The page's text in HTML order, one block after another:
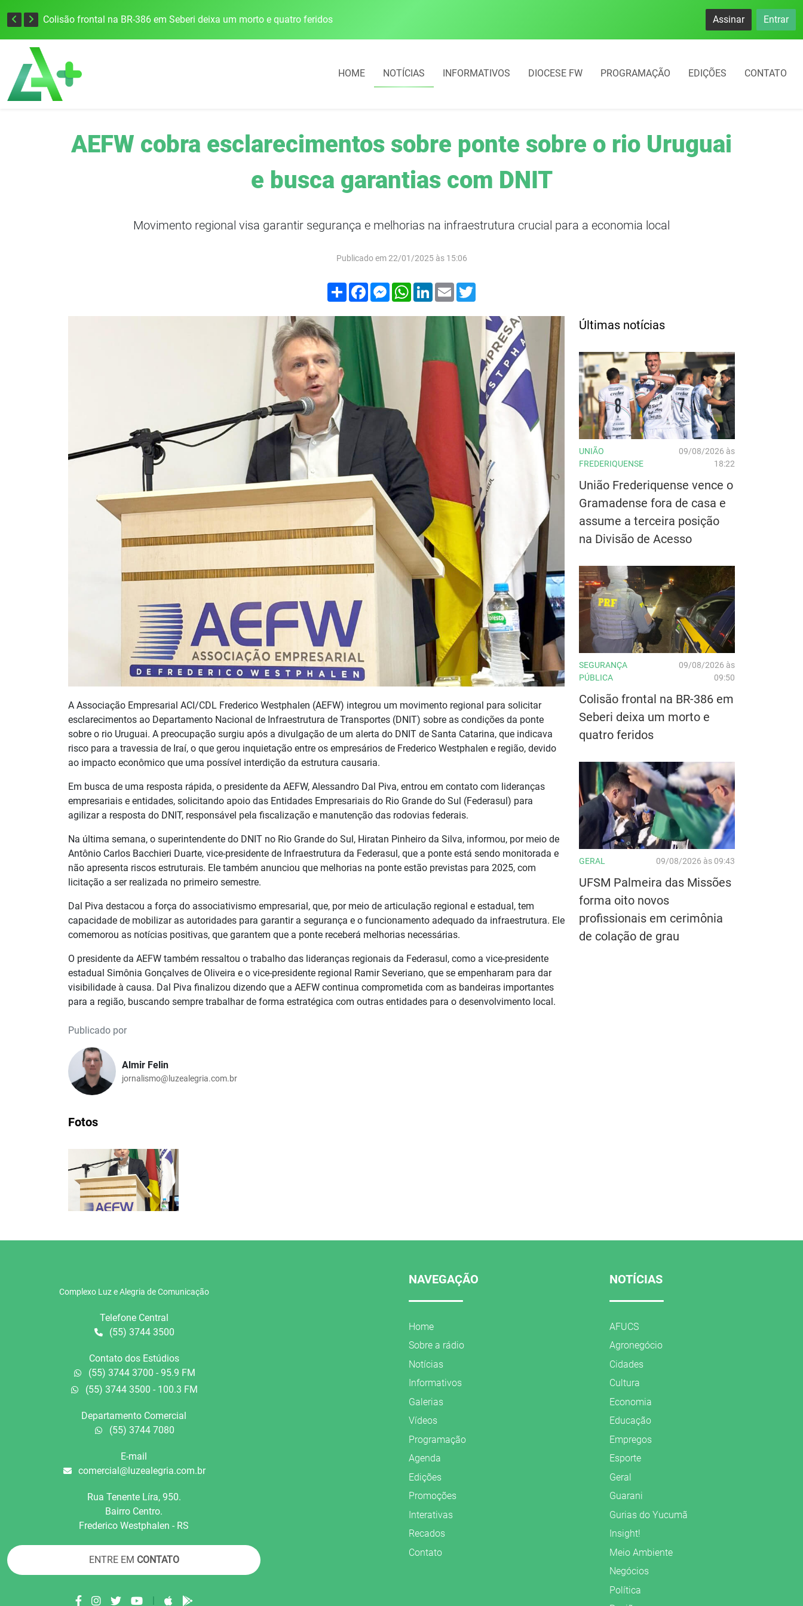
União Frederiquense vence o Gramadense fora de casa e assume a terceira posição na Divisão de Acesso Colisão frontal na BR-386 em Seberi deixa um morto e quatro feridos Assinar Entrar
HOME NOTÍCIAS INFORMATIVOS DIOCESE FW PROGRAMAÇÃO EDIÇÕES CONTATO
AEFW cobra esclarecimentos sobre ponte sobre o rio Uruguai
e busca garantias com DNIT
Movimento regional visa garantir segurança e melhorias na infraestrutura crucial para a economia local
Publicado em 22/01/2025 às 15:06
Compartilhar
FacebookMessenger
WhatsApp
LinkedIn
Email
A Associação Empresarial ACI/CDL Frederico Westphalen (AEFW) integrou um movimento regional para solicitar
esclarecimentos ao Departamento Nacional de Infraestrutura de Transportes (DNIT) sobre as condições da ponte
sobre o rio Uruguai. A preocupação surgiu após a divulgação de um alerta do DNIT de Santa Catarina, que indicava
risco para a travessia de Iraí, o que gerou inquietação entre os empresários de Frederico Westphalen e região, devido
ao impacto econômico que uma possível interdição da estrutura causaria.
Em busca de uma resposta rápida, o presidente da AEFW, Alessandro Dal Piva, entrou em contato com lideranças
empresariais e entidades, solicitando apoio das Entidades Empresariais do Rio Grande do Sul (Federasul) para
agilizar a resposta do DNIT, responsável pela fiscalização e manutenção das rodovias federais.
Na última semana, o superintendente do DNIT no Rio Grande do Sul, Hiratan Pinheiro da Silva, informou, por meio de
Antônio Carlos Bacchieri Duarte, vice-presidente de Infraestrutura da Federasul, que a ponte está sendo monitorada e
não apresenta riscos estruturais. Ele também anunciou que melhorias na ponte estão previstas para 2025, com
licitação a ser realizada no primeiro semestre.
Dal Piva destacou a força do associativismo empresarial, que, por meio de articulação regional e estadual, tem
capacidade de mobilizar as autoridades para garantir a segurança e o funcionamento adequado da infraestrutura. Ele
comemorou as notícias positivas, que garantem que a ponte receberá melhorias necessárias.
O presidente da AEFW também ressaltou o trabalho das lideranças regionais da Federasul, como a vice-presidente
estadual Simônia Gonçalves de Oliveira e o vice-presidente regional Ramir Severiano, que se empenharam para dar
visibilidade à causa. Dal Piva finalizou dizendo que a AEFW continua comprometida com as bandeiras importantes
para a região, buscando sempre trabalhar de forma estratégica com outras entidades para o desenvolvimento local.
Publicado por
Almir Felin
jornalismo@luzealegria.com.br
Fotos
Últimas notícias
UNIÃO
FREDERIQUENSE
09/08/2026 às
18:22
União Frederiquense vence o
Gramadense fora de casa e
assume a terceira posição
na Divisão de Acesso
SEGURANÇA
PÚBLICA
09/08/2026 às
09:50
Colisão frontal na BR-386 em
Seberi deixa um morto e
quatro feridos
GERAL 09/08/2026 às 09:43
UFSM Palmeira das Missões
forma oito novos
profissionais em cerimônia
de colação de grau
Complexo Luz e Alegria de Comunicação
Telefone Central
(55) 3744 3500
Contato dos Estúdios
(55) 3744 3700 - 95.9 FM
(55) 3744 3500 - 100.3 FM
Departamento Comercial
(55) 3744 7080
E-mail
comercial@luzealegria.com.br
Rua Tenente Líra, 950.
Bairro Centro.
Frederico Westphalen - RS
ENTRE EM CONTATO
|
NAVEGAÇÃO
Home
Sobre a rádio
Notícias
Informativos
Galerias
Vídeos
Programação
Agenda
Edições
Promoções
Interativas
Recados
Contato
NOTÍCIAS
AFUCS
Agronegócio
Cidades
Cultura
Economia
Educação
Empregos
Esporte
Geral
Guarani
Gurias do Yucumã
Insight!
Meio Ambiente
Negócios
Política